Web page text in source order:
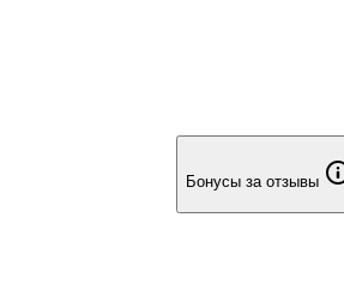
Бонусы за отзывы